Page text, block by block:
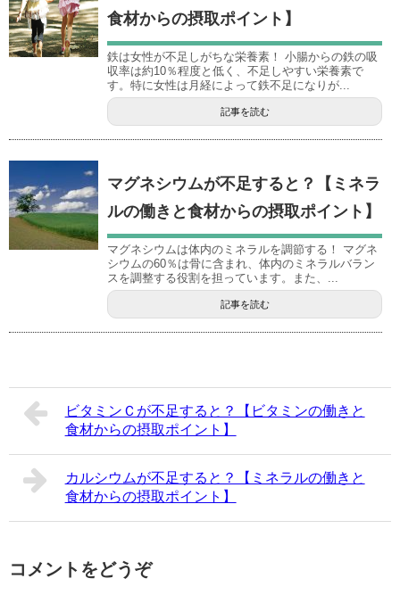
食材からの摂取ポイント】
鉄は女性が不足しがちな栄養素！ 小腸からの鉄の吸
収率は約10％程度と低く、不足しやすい栄養素で
す。特に女性は月経によって鉄不足になりが...
記事を読む
マグネシウムが不足すると？【ミネラ
ルの働きと食材からの摂取ポイント】
マグネシウムは体内のミネラルを調節する！ マグネ
シウムの60％は骨に含まれ、体内のミネラルバラン
スを調整する役割を担っています。また、...
記事を読む
ビタミンＣが不足すると？【ビタミンの働きと
食材からの摂取ポイント】
カルシウムが不足すると？【ミネラルの働きと
食材からの摂取ポイント】
コメントをどうぞ